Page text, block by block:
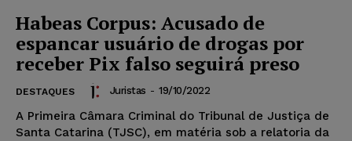
Habeas Corpus: Acusado de
espancar usuário de drogas por
receber Pix falso seguirá preso
DESTAQUES Juristas - 19/10/2022
A Primeira Câmara Criminal do Tribunal de Justiça de
Santa Catarina (TJSC), em matéria sob a relatoria da